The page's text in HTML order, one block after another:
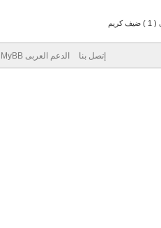
إتصل بنا الدعم العربى MyBB